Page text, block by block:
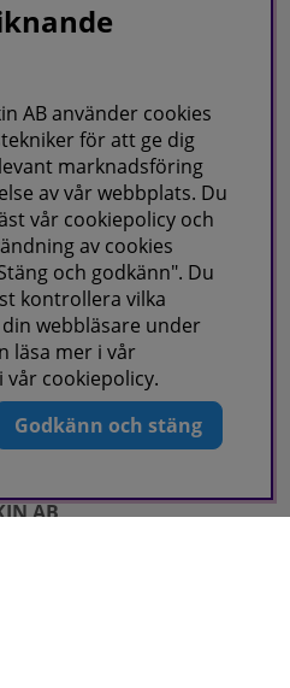
AB
AB använder cookies
för att ge dig
marknadsföring
av vår webbplats. Du
vår cookiepolicy och
av cookies
och godkänn". Du
kontrollera vilka
webbläsare under
läsa mer i vår
vår cookiepolicy.
Godkänn och stäng